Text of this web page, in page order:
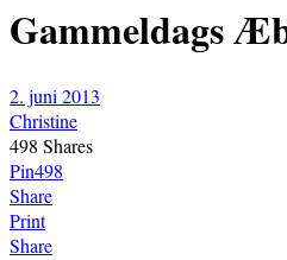
Gammeldags
2. juni 2013
Christine
498 Shares
Pin498
Share
Print
Share